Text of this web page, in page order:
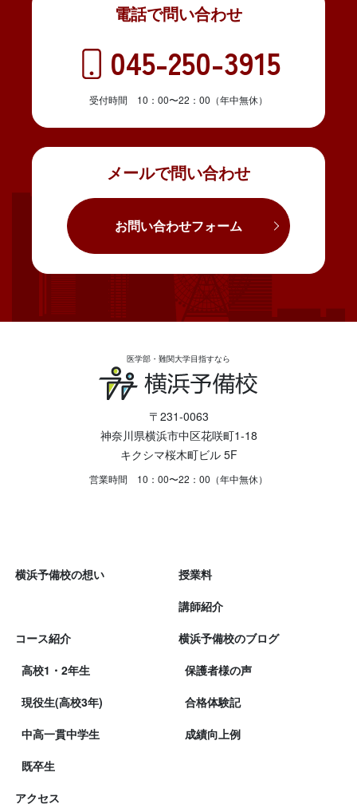
メールで問い合わせ
お問い合わせフォーム
電話で問い合わせ
045-250-3915
受付時間 10：00〜22：00（年中無休）
医学部・難関大学目指すなら
〒231-0063
神奈川県横浜市中区花咲町1-18
キクシマ桜木町ビル 5F
営業時間 10：00〜22：00（年中無休）
横浜予備校の想い
コース紹介
高校1・2年生
現役生(高校3年)
中高一貫中学生
既卒生
授業料
講師紹介
横浜予備校のブログ
保護者様の声
合格体験記
成績向上例
アクセス